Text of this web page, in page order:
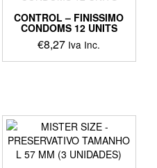
CONTROL – FINISSIMO
CONDOMS 12 UNITS
€8,27 Iva Inc.